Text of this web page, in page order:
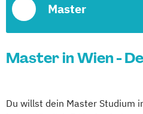
Master
Master in Wien -
Du willst dein Master Studium